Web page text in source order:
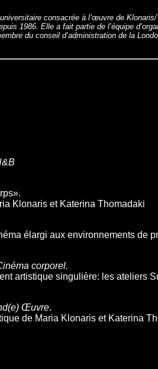
consacrée à l’œuvre de
1986. Elle a fait partie de l’équipe
du conseil d’administration de la
Klonaris et Katerina Thomadaki
élargi aux environnements de
corporel.
artistique singulière: les ateliers
Œuvre.
de Maria Klonaris et Katerina